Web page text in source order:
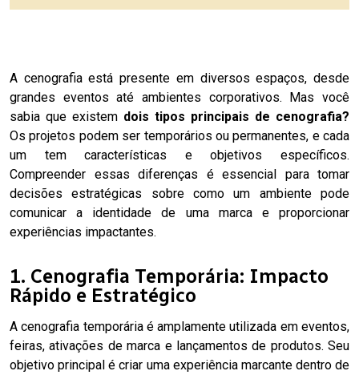
A cenografia está presente em diversos espaços, desde
grandes eventos até ambientes corporativos. Mas você
sabia que existem dois tipos principais de cenografia?
Os projetos podem ser temporários ou permanentes, e cada
um tem características e objetivos específicos.
Compreender essas diferenças é essencial para tomar
decisões estratégicas sobre como um ambiente pode
comunicar a identidade de uma marca e proporcionar
experiências impactantes.
1. Cenografia Temporária: Impacto
Rápido e Estratégico
A cenografia temporária é amplamente utilizada em eventos,
feiras, ativações de marca e lançamentos de produtos. Seu
objetivo principal é criar uma experiência marcante dentro de